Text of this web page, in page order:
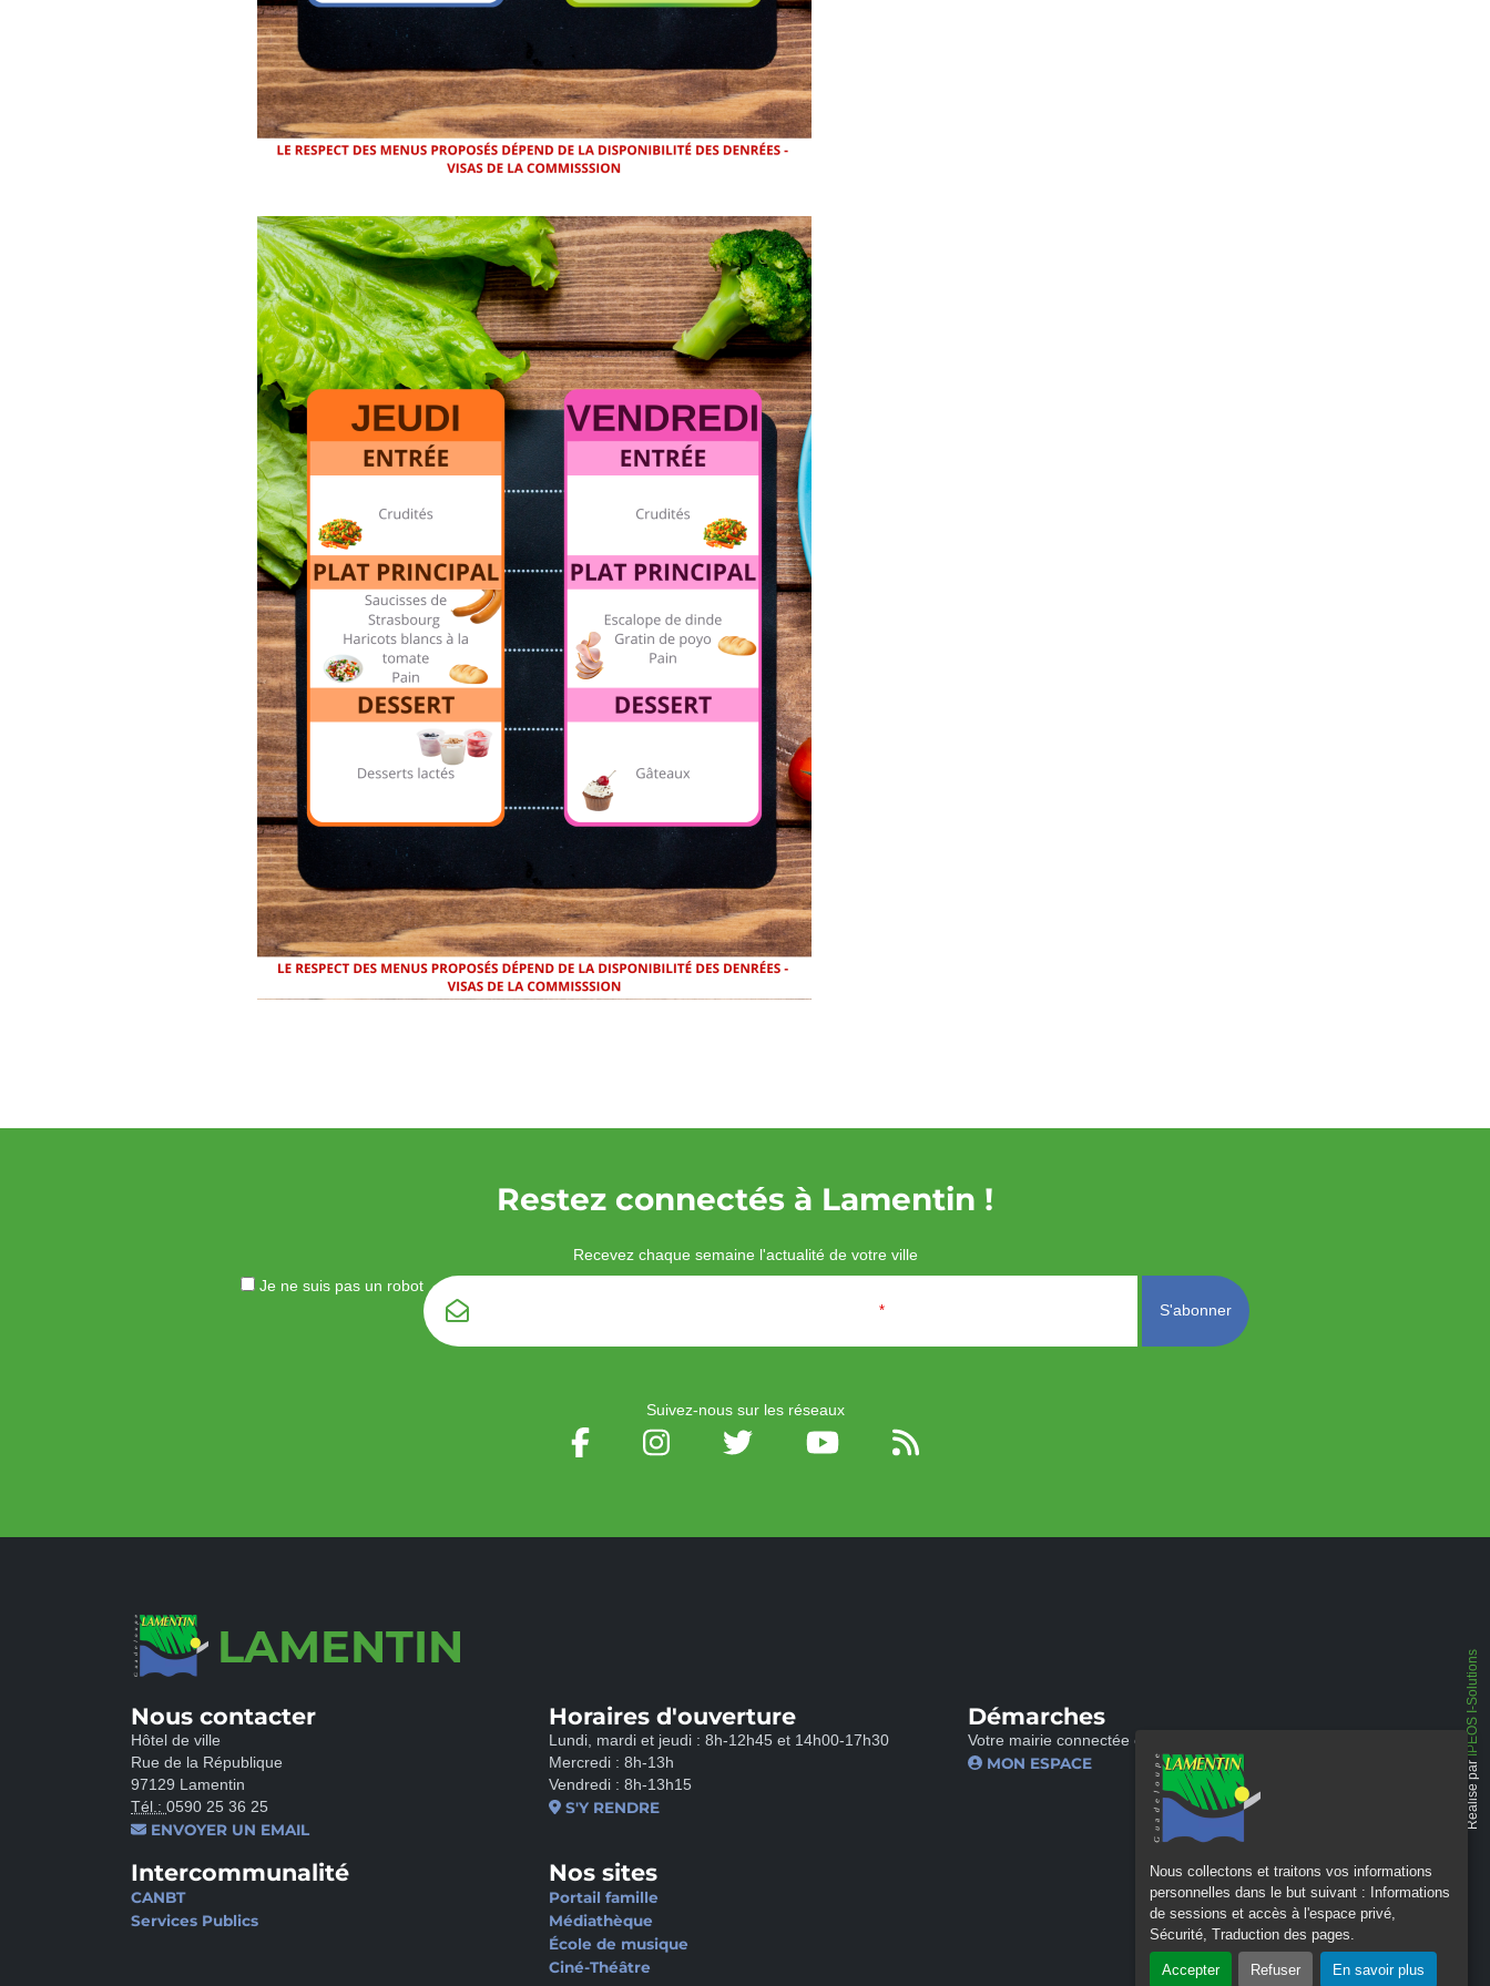
Nous collectons et traitons vos informations
personnelles dans le but suivant :
Informations
de sessions et accès à l'espace privé,
Sécurité, Traduction des pages
Accepter Refuser En savoir plus
LAMENTIN
Nous contacter
Hôtel de ville
Rue de la République
97129 Lamentin
Tél.: 0590 25 36 25
ENVOYER UN EMAIL
Horaires d'ouverture
Lundi, mardi et jeudi : 8h-12h45 et 14h00-17h30
Mercredi : 8h-13h
Vendredi : 8h-13h15
S'Y RENDRE
Démarches
Votre mairie connectée et disponible 24/24
MON ESPACE
Intercommunalité
CANBT
Services Publics
Nos sites
Portail famille
Médiathèque
École de musique
Ciné-Théâtre
Restez connectés à Lamentin !
Recevez chaque semaine l'actualité de votre ville
Je ne suis pas un robot
*
Suivez-nous sur les réseaux
Réalisé par
IPEOS I-Solutions